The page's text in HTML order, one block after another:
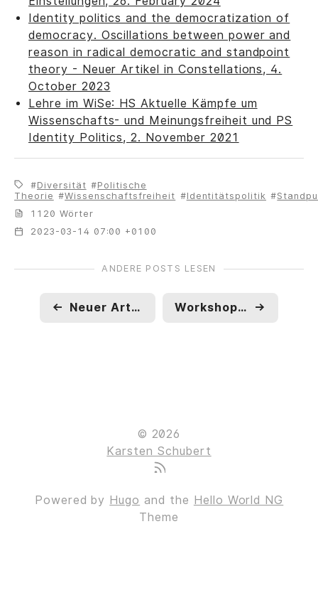
Identity politics and the democratization of
democracy. Oscillations between power and
reason in radical democratic and standpoint
theory - Neuer Artikel in Constellations, 4.
October 2023
Lehre im WiSe: HS Aktuelle Kämpfe um
Wissenschafts- und Meinungsfreiheit und PS
Identity Politics, 2. November 2021
Diversität
Politische
Theorie
Wissenschaftsfreiheit Identitätspolitik
1120 Wörter
2023-03-14 07:00 +0100
ANDERE POSTS LESEN
← Neuer Artikel: In Ruhe gelassen werden. Das Zusammenspiel von negativer und sozialer Freiheit in der Kritik an Identitätspolitik Workshop: Normativität der radikalen Demokratietheorie? →
© 2026
Karsten Schubert
Powered by Hugo and the Hello World NG
Theme